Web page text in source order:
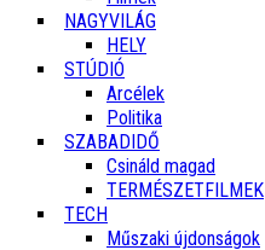
NAGYVILÁG
HELY
STÚDIÓ
Arcélek
Politika
SZABADIDŐ
Csináld magad
TERMÉSZETFILMEK
TECH
Műszaki újdonságok